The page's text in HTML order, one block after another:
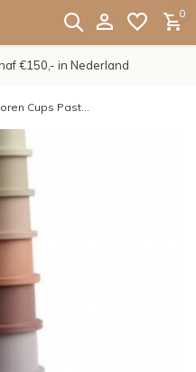
0
€150,- in Nederland
Cups Past...